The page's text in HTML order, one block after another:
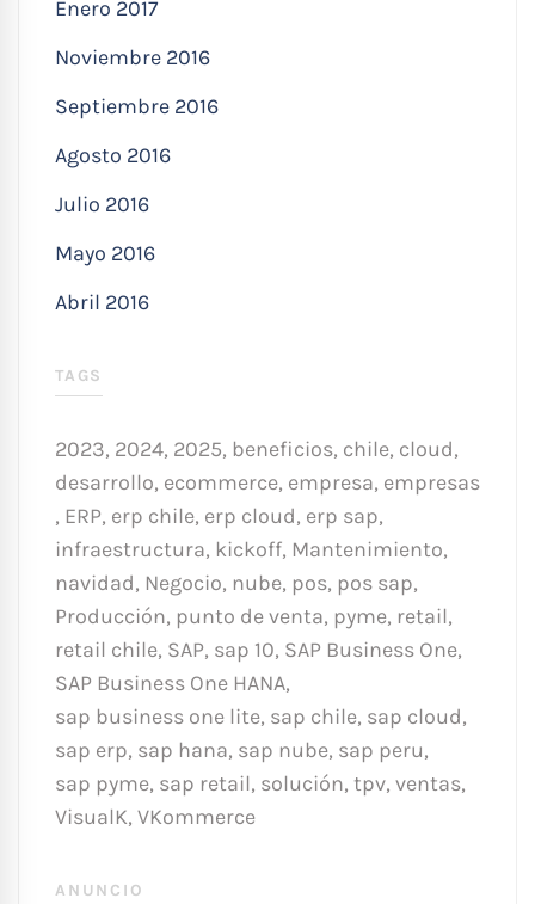
Enero 2017
Noviembre 2016
Septiembre 2016
Agosto 2016
Julio 2016
Mayo 2016
Abril 2016
TAGS
2023, 2024, 2025, beneficios, chile, cloud,
desarrollo, ecommerce, empresa, empresas
, ERP, erp chile, erp cloud, erp sap,
infraestructura, kickoff, Mantenimiento,
navidad, Negocio, nube, pos, pos sap,
Producción, punto de venta, pyme, retail,
retail chile, SAP, sap 10, SAP Business One,
SAP Business One HANA,
sap business one lite, sap chile, sap cloud,
sap erp, sap hana, sap nube, sap peru,
sap pyme, sap retail, solución, tpv, ventas,
VisualK, VKommerce
ANUNCIO